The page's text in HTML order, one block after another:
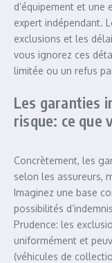
d’équipement et une
expert indépendant.
exclusions et les
vous ignorez ces
limitée ou un refus
Les garanties
risque: ce que
Concrètement, les
selon les assureurs,
Imaginez une base
possibilités
Prudence: les
uniformément et
(véhicules de